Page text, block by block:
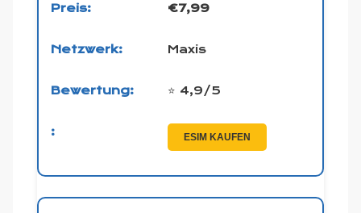
€7,99
Maxis
⭐ 4,9/5
ESIM KAUFEN